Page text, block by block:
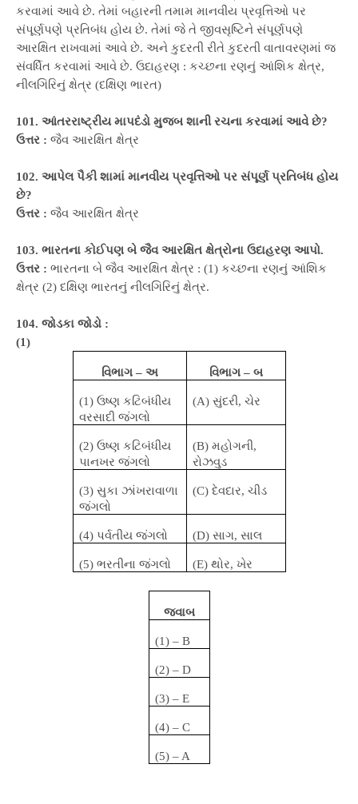
કરવામાં આવે છે. તેમાં બહારની તમામ માનવીય પ્રવૃત્તિઓ પર
સંપૂર્ણપણે પ્રતિબંધ હોય છે. તેમાં જે તે જીવસૃષ્ટિને સંપૂર્ણપણે
આરક્ષિત રાખવામાં આવે છે. અને કુદરતી રીતે કુદરતી વાતાવરણમાં જ
સંવર્ધિત કરવામાં આવે છે. ઉદાહરણ : કચ્છના રણનું આંશિક ક્ષેત્ર,
નીલગિરિનું ક્ષેત્ર (દક્ષિણ ભારત)
101. આંતરરાષ્ટ્રીય માપદંડો મુજબ શાની રચના કરવામાં આવે છે?
ઉત્તર : જૈવ આરક્ષિત ક્ષેત્ર
102. આપેલ પૈકી શામાં માનવીય પ્રવૃત્તિઓ પર સંપૂર્ણ પ્રતિબંધ હોય
છે?
ઉત્તર : જૈવ આરક્ષિત ક્ષેત્ર
103. ભારતના કોઈપણ બે જૈવ આરક્ષિત ક્ષેત્રોના ઉદાહરણ આપો.
ઉત્તર : ભારતના બે જૈવ આરક્ષિત ક્ષેત્ર : (1) કચ્છના રણનું આંશિક
ક્ષેત્ર (2) દક્ષિણ ભારતનું નીલગિરિનું ક્ષેત્ર.
104. જોડકા જોડો :
(1)
વિભાગ – અ વિભાગ – બ
(1) ઉષ્ણ કટિબંધીય
વરસાદી જંગલો
(A)સુંદરી, ચેર
(2)ઉષ્ણ કટિબંધીય
પાનખર જંગલો
(B)મહોગની,
રોઝવુડ
(3)સુકા ઝાંખરાવાળા
જંગલો
(C)દેવદાર, ચીડ
(4)પર્વતીય જંગલો (D)સાગ, સાલ
(5)ભરતીના જંગલો (E)થોર, ખેર
જવાબ
(1) – B
(2) – D
(3) – E
(4) – C
(5) – A